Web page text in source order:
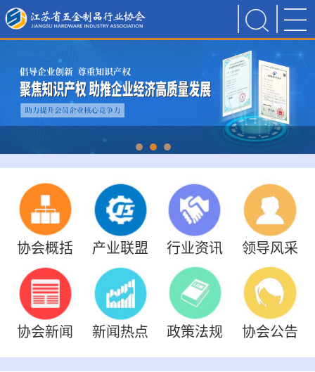
协会概括 产业联盟 行业资讯 领导风采
协会新闻 新闻热点 政策法规 协会公告